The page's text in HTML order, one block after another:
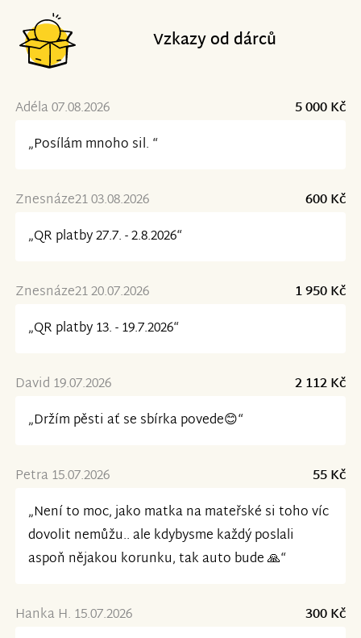
Vzkazy od dárců
Adéla 07.08.2026
5 000 Kč
„Posílám mnoho sil. “
Znesnáze21 03.08.2026
600 Kč
„QR platby 27.7. - 2.8.2026“
Znesnáze21 20.07.2026
1 950 Kč
„QR platby 13. - 19.7.2026“
David 19.07.2026
2 112 Kč
„Držím pěsti ať se sbírka povede😊“
Petra 15.07.2026
55 Kč
„Není to moc, jako matka na mateřské si toho víc
dovolit nemůžu.. ale kdybysme každý poslali
aspoň nějakou korunku, tak auto bude 🙏“
Hanka H. 15.07.2026
300 Kč